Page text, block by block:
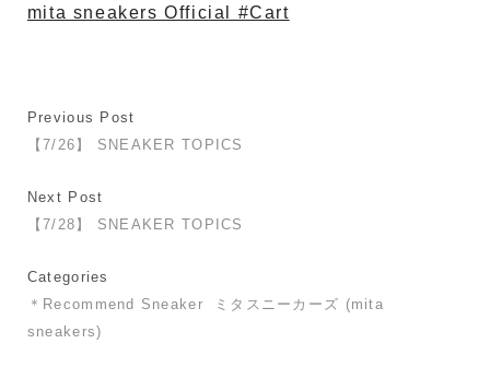
mita sneakers Official #Cart
Previous Post
【7/26】 SNEAKER TOPICS
Next Post
【7/28】 SNEAKER TOPICS
Categories
＊Recommend Sneaker
ミタスニーカーズ (mita
sneakers)